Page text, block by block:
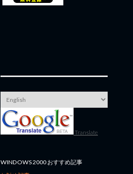
Translate
WINDOWS 2000 おすすめ記事